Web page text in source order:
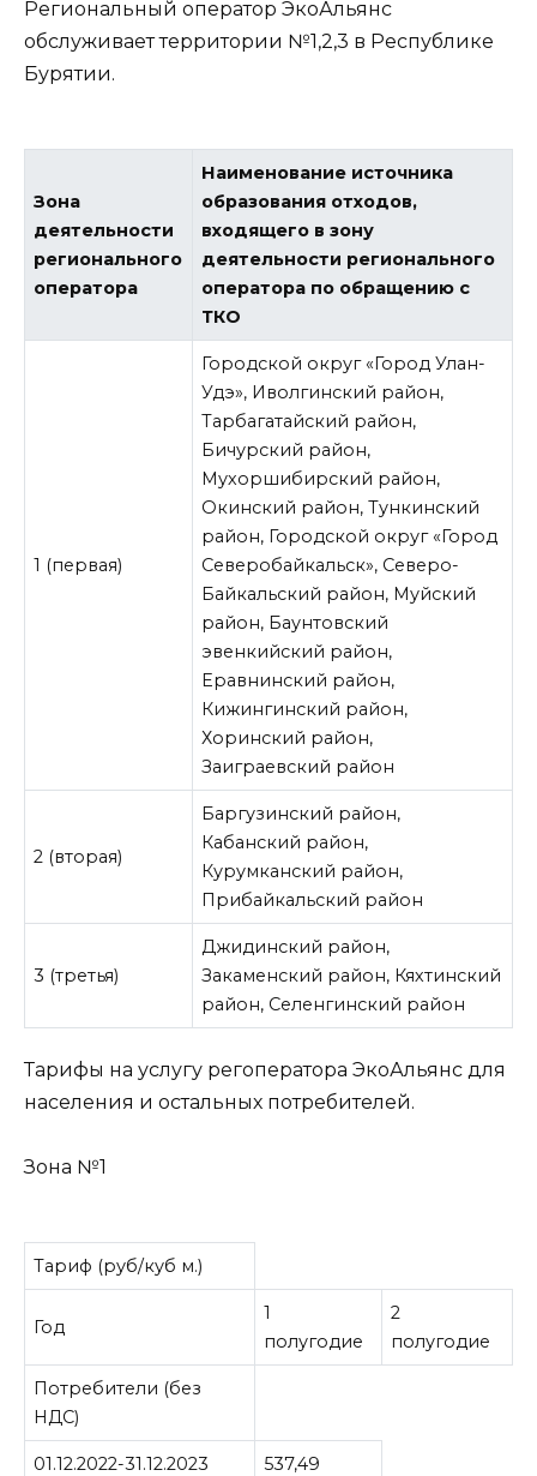
Региональный оператор ЭкоАльянс
обслуживает территории №1,2,3 в Республике
Бурятии.
Зона
деятельности
регионального
оператора
Наименование источника
образования отходов,
входящего в зону
деятельности регионального
оператора по обращению с
ТКО
1 (первая)
Городской округ «Город Улан-
Удэ», Иволгинский район,
Тарбагатайский район,
Бичурский район,
Мухоршибирский район,
Окинский район, Тункинский
район, Городской округ «Город
Северобайкальск», Северо-
Байкальский район, Муйский
район, Баунтовский
эвенкийский район,
Еравнинский район,
Кижингинский район,
Хоринский район,
Заиграевский район
2 (вторая)
Баргузинский район,
Кабанский район,
Курумканский район,
Прибайкальский район
3 (третья)
Джидинский район,
Закаменский район, Кяхтинский
район, Селенгинский район
Тарифы на услугу регоператора ЭкоАльянс для
населения и остальных потребителей.
Зона №1
Тариф (руб/куб м.)
Год
1
полугодие
2
полугодие
Потребители (без
НДС)
01.12.2022-31.12.2023 537,49